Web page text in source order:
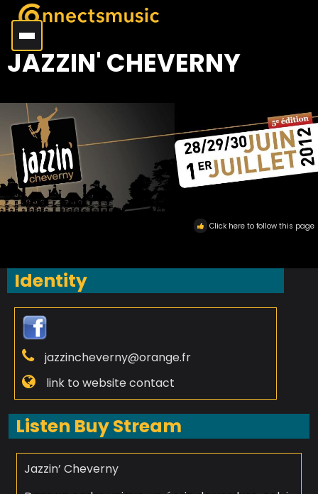
JAZZIN' CHEVERNY
Click here to follow this page
Identity
jazzincheverny@orange.fr
link to website contact
Listen Buy Stream
Jazzin’ Cheverny